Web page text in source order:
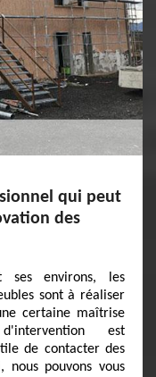
qui peut
des
environs, les
sont à réaliser
certaine maîtrise
est
de contacter des
nous pouvons vous